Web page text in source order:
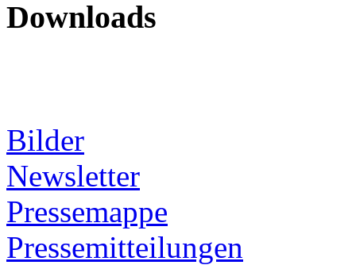
Downloads
Bilder
Newsletter
Pressemappe
Pressemitteilungen